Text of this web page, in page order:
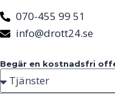
070-455 99 51
info@drott24.se
Begär en kostnadsfri